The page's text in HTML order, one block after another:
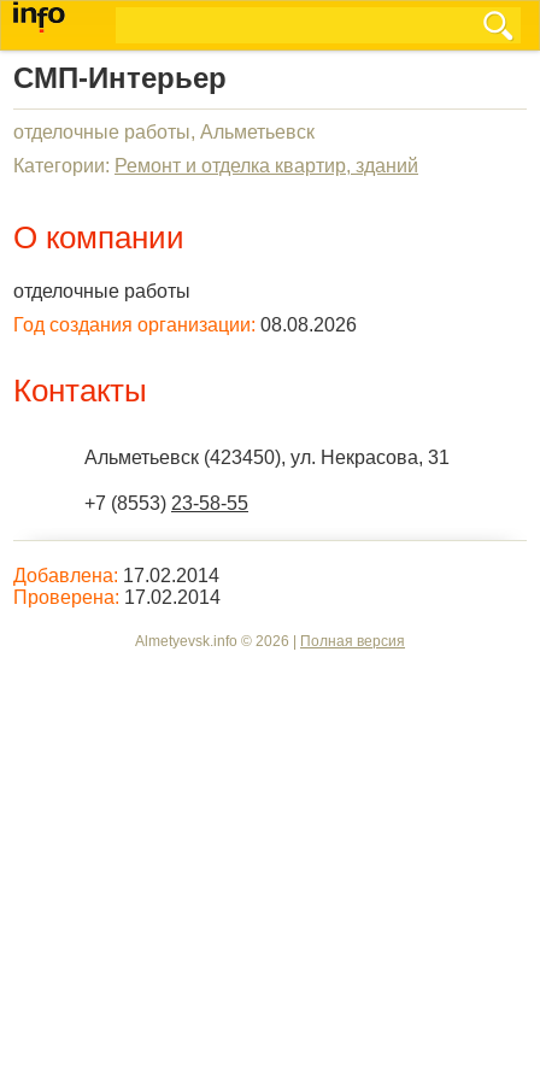
СМП-Интерьер
отделочные работы, Альметьевск
Категории: Ремонт и отделка квартир, зданий
О компании
отделочные работы
Год создания организации: 08.08.2026
Контакты
Альметьевск (423450), ул. Некрасова, 31
+7 (8553) 23-58-55
Добавлена: 17.02.2014
Проверена: 17.02.2014
Almetyevsk.info © 2026 | Полная версия